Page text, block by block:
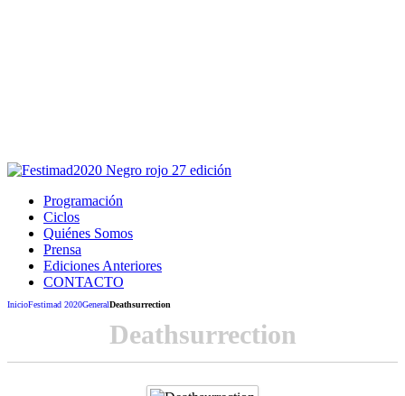
Programación
Ciclos
Quiénes Somos
Prensa
Ediciones Anteriores
CONTACTO
InicioFestimad 2020GeneralDeathsurrection
Deathsurrection